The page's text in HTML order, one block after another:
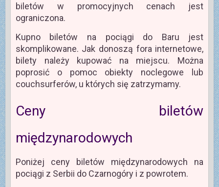
biletów w promocyjnych cenach jest
ograniczona.
Kupno biletów na pociągi do Baru jest
skomplikowane. Jak donoszą fora internetowe,
bilety należy kupować na miejscu. Można
poprosić o pomoc obiekty noclegowe lub
couchsurferów, u których się zatrzymamy.
Ceny biletów
międzynarodowych
Poniżej ceny biletów międzynarodowych na
pociągi z Serbii do Czarnogóry i z powrotem.